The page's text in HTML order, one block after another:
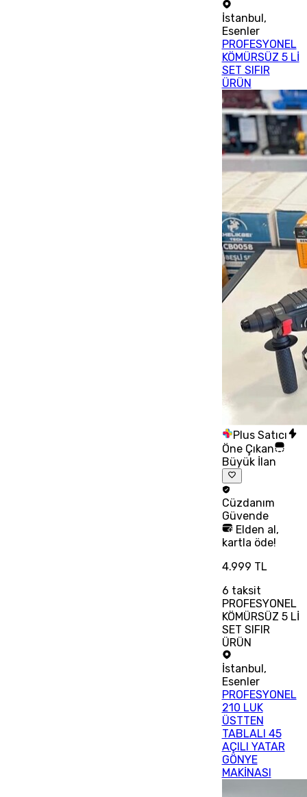
İstanbul,
Esenler
PROFESYONEL
KÖMÜRSÜZ 5 Lİ
SET SIFIR
ÜRÜN
Plus Satıcı
Öne Çıkan
Büyük İlan
Cüzdanım
Güvende
Elden al,
kartla öde!
4.999 TL
6 taksit
PROFESYONEL
KÖMÜRSÜZ 5 Lİ
SET SIFIR
ÜRÜN
İstanbul,
Esenler
PROFESYONEL
210 LUK
ÜSTTEN
TABLALI 45
AÇILI YATAR
GÖNYE
MAKİNASI